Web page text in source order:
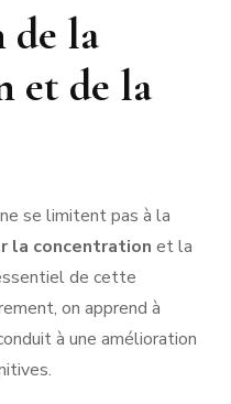
la
et de la
se limitent pas à la
la concentration et la
de cette
on apprend à
à une amélioration